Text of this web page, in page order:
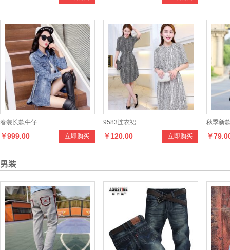
春装长款牛仔
立即购买
￥999.00
9583连衣裙
立即购买
￥120.00
秋季新
￥
男装